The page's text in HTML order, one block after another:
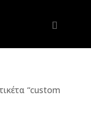
“custom